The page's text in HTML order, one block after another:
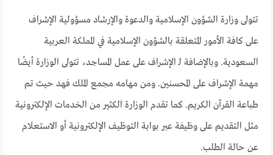
تتولى وزارة الشؤون الإسلامية والدعوة والإرشاد مسؤولية الإشراف
على كافة الأمور المتعلقة بالشؤون الإسلامية في المملكة العربية
السعودية. وبالإضافة لـ الإشراف على عمل المساجد، تتولى الوزارة أيضًا
مهمة الإشراف على المحسنين. ومن مهامه مجمع الملك فهد حيث تم
طباعة القرآن الكريم. كما تقدم الوزارة الكثير من الخدمات الإلكترونية
مثل التقديم على وظيفة عبر بوابة التوظيف الإلكترونية أو الاستعلام
عن حالة الطلب.